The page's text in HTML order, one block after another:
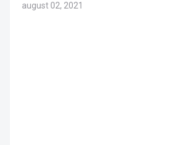
august 02, 2021